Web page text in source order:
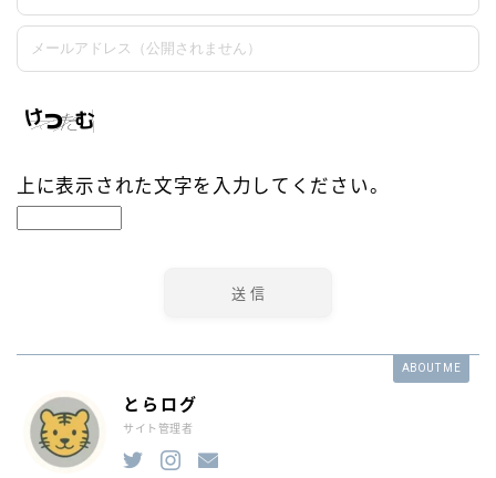
上に表示された文字を入力してください。
ABOUT ME
とらログ
サイト管理者